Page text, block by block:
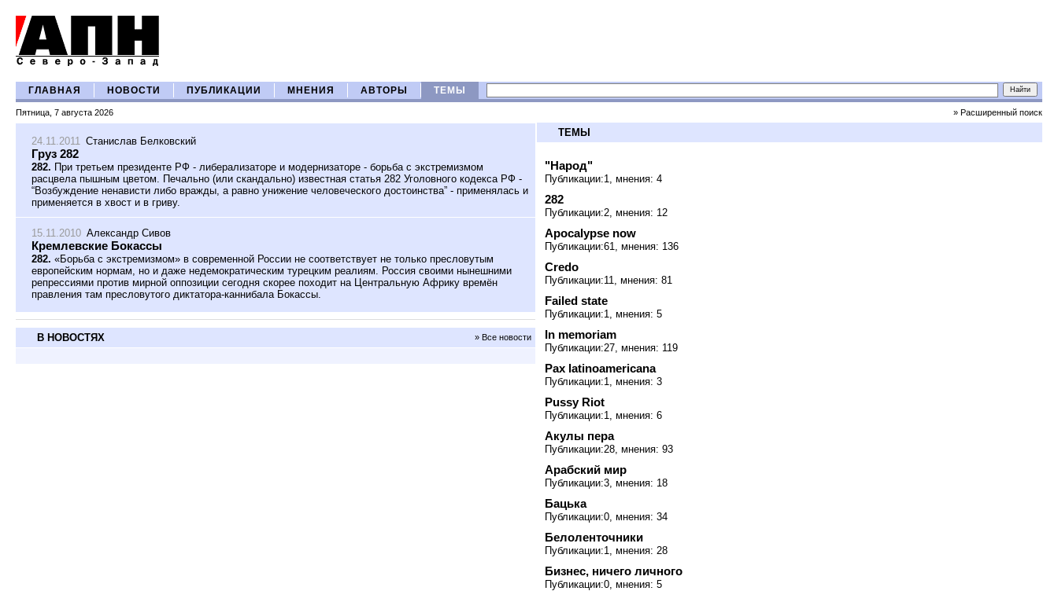
ГЛАВНАЯ НОВОСТИ ПУБЛИКАЦИИ МНЕНИЯ АВТОРЫ ТЕМЫ
Пятница, 7 августа 2026 » Расширенный поиск
24.11.2011 Станислав Белковский
Груз 282
282. При третьем президенте РФ - либерализаторе и модернизаторе - борьба с экстремизмом
расцвела пышным цветом. Печально (или скандально) известная статья 282 Уголовного кодекса РФ -
“Возбуждение ненависти либо вражды, а равно унижение человеческого достоинства” - применялась и
применяется в хвост и в гриву.
15.11.2010 Александр Сивов
Кремлевские Бокассы
282. «Борьба с экстремизмом» в современной России не соответствует не только пресловутым
европейским нормам, но и даже недемократическим турецким реалиям. Россия своими нынешними
репрессиями против мирной оппозиции сегодня скорее походит на Центральную Африку времён
правления там пресловутого диктатора-каннибала Бокассы.
В НОВОСТЯХ » Все новости
ТЕМЫ
"Народ"
Публикации:1, мнения: 4
282
Публикации:2, мнения: 12
Apocalypse now
Публикации:61, мнения: 136
Credo
Публикации:11, мнения: 81
Failed state
Публикации:1, мнения: 5
In memoriam
Публикации:27, мнения: 119
Pax latinoamericana
Публикации:1, мнения: 3
Pussy Riot
Публикации:1, мнения: 6
Акулы пера
Публикации:28, мнения: 93
Арабский мир
Публикации:3, мнения: 18
Бацька
Публикации:0, мнения: 34
Белоленточники
Публикации:1, мнения: 28
Бизнес, ничего личного
Публикации:0, мнения: 5